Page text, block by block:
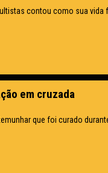
contou como sua vida
em cruzada
que foi curado